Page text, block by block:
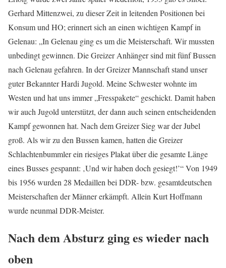
Gerhard Mittenzwei, zu dieser Zeit in leitenden Positionen bei
Konsum und HO; erinnert sich an einen wichtigen Kampf in
Gelenau: „In Gelenau ging es um die Meisterschaft. Wir mussten
unbedingt gewinnen. Die Greizer Anhänger sind mit fünf Bussen
nach Gelenau gefahren. In der Greizer Mannschaft stand unser
guter Bekannter Hardi Jugold. Meine Schwester wohnte im
Westen und hat uns immer „Fresspakete“ geschickt. Damit haben
wir auch Jugold unterstützt, der dann auch seinen entscheidenden
Kampf gewonnen hat. Nach dem Greizer Sieg war der Jubel
groß. Als wir zu den Bussen kamen, hatten die Greizer
Schlachtenbummler ein riesiges Plakat über die gesamte Länge
eines Busses gespannt: ‚Und wir haben doch gesiegt!’“ Von 1949
bis 1956 wurden 28 Medaillen bei DDR- bzw. gesamtdeutschen
Meisterschaften der Männer erkämpft. Allein Kurt Hoffmann
wurde neunmal DDR-Meister.
Nach dem Absturz ging es wieder nach
oben